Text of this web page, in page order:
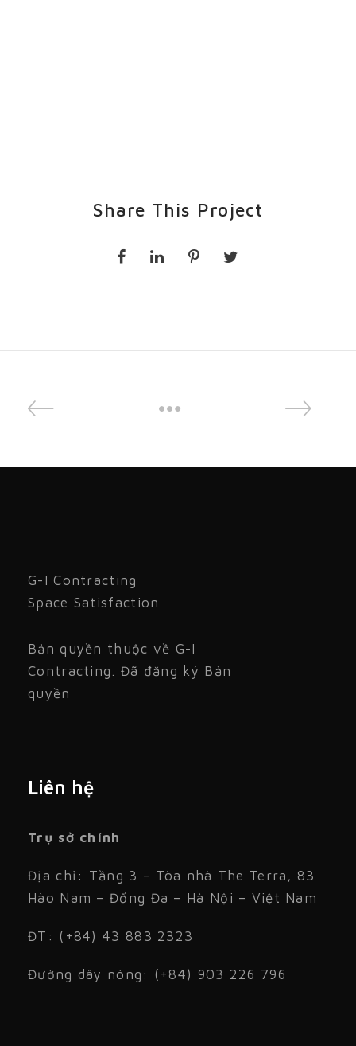
Share This Project
G-I Contracting
Space Satisfaction
Bản quyền thuộc về G-I
Contracting. Đã đăng ký Bản
quyền
Liên hệ
Trụ sở chính
Địa chỉ: Tầng 3 – Tòa nhà The Terra, 83
Hào Nam – Đống Đa – Hà Nội – Việt Nam
ĐT: (+84) 43 883 2323
Đường dây nóng: (+84) 903 226 796